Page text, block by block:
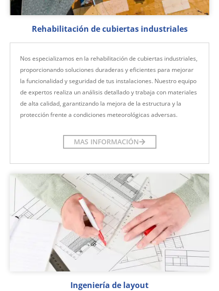
Rehabilitación de cubiertas industriales
Nos especializamos en la rehabilitación de cubiertas industriales,
proporcionando soluciones duraderas y eficientes para mejorar
la funcionalidad y seguridad de tus instalaciones. Nuestro equipo
de expertos realiza un análisis detallado y trabaja con materiales
de alta calidad, garantizando la mejora de la estructura y la
protección frente a condiciones meteorológicas adversas.
MAS INFORMACIÓN
Ingeniería de layout